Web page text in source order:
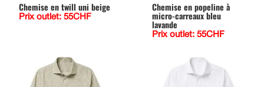
Chemise en twill uni beige
Prix outlet: 55CHF
Chemise en popeline à
micro-carreaux bleu
lavande
Prix outlet: 55CHF